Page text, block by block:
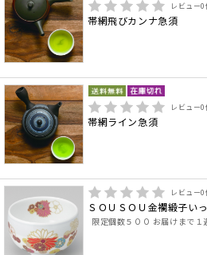
レビュー0
帯網飛びカンナ急須
レビュー0
帯網ライン急須
レビュー0
ＳＯＵＳＯＵ金襴緞子い
限定個数５００ お届けまで